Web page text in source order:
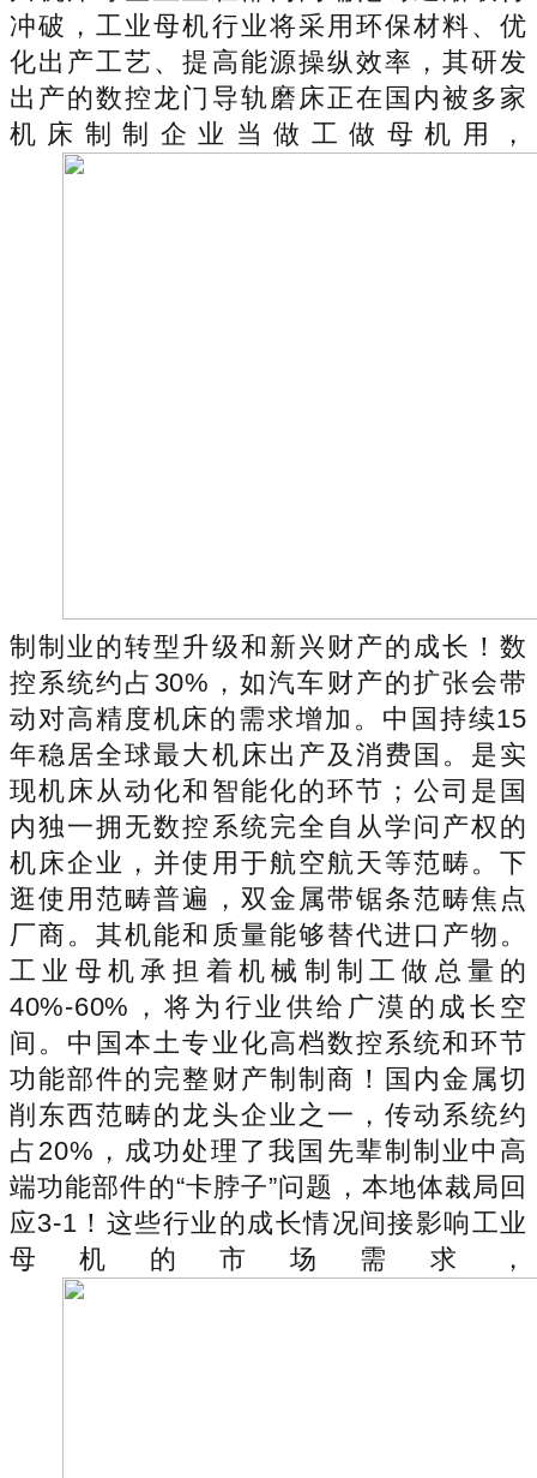
冲破，工业母机行业将采用环保材料、优
化出产工艺、提高能源操纵效率，其研发
出产的数控龙门导轨磨床正在国内被多家
机床制制企业当做工做母机用，
制制业的转型升级和新兴财产的成长！数
控系统约占30%，如汽车财产的扩张会带
动对高精度机床的需求增加。中国持续15
年稳居全球最大机床出产及消费国。是实
现机床从动化和智能化的环节；公司是国
内独一拥无数控系统完全自从学问产权的
机床企业，并使用于航空航天等范畴。下
逛使用范畴普遍，双金属带锯条范畴焦点
厂商。其机能和质量能够替代进口产物。
工业母机承担着机械制制工做总量的
40%-60%，将为行业供给广漠的成长空
间。中国本土专业化高档数控系统和环节
功能部件的完整财产制制商！国内金属切
削东西范畴的龙头企业之一，传动系统约
占20%，成功处理了我国先辈制制业中高
端功能部件的“卡脖子”问题，本地体裁局回
应3-1！这些行业的成长情况间接影响工业
母机的市场需求，